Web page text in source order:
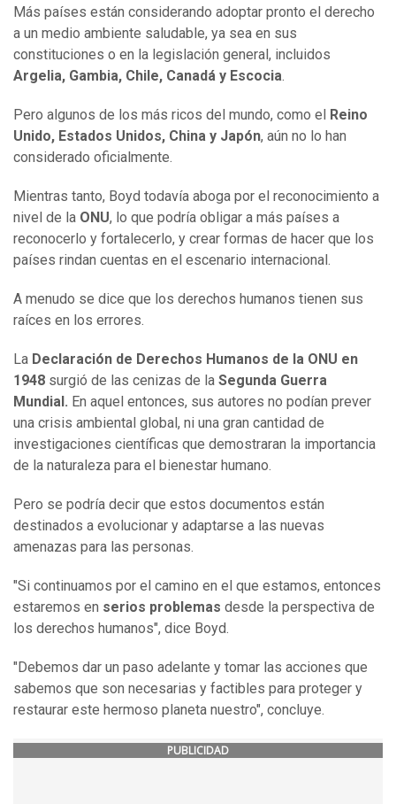
Más países están considerando adoptar pronto el derecho
a un medio ambiente saludable, ya sea en sus
constituciones o en la legislación general, incluidos
Argelia, Gambia, Chile, Canadá y Escocia.
Pero algunos de los más ricos del mundo, como el
Reino
Unido, Estados Unidos, China y Japón, aún no lo han
considerado oficialmente.
Mientras tanto, Boyd todavía aboga por el reconocimiento a
nivel de la ONU, lo que podría obligar a más países a
reconocerlo y fortalecerlo, y crear formas de hacer que los
países rindan cuentas en el escenario internacional.
A menudo se dice que los derechos humanos tienen sus
raíces en los errores.
La Declaración de Derechos Humanos de la ONU en
1948 surgió de las cenizas de la Segunda Guerra
Mundial. En aquel entonces, sus autores no podían prever
una crisis ambiental global, ni una gran cantidad de
investigaciones científicas que demostraran la importancia
de la naturaleza para el bienestar humano.
Pero se podría decir que estos documentos están
destinados a evolucionar y adaptarse a las nuevas
amenazas para las personas.
"Si continuamos por el camino en el que estamos, entonces
estaremos en serios problemas desde la perspectiva de
los derechos humanos", dice Boyd.
"Debemos dar un paso adelante y tomar las acciones que
sabemos que son necesarias y factibles para proteger y
restaurar este hermoso planeta nuestro", concluye.
PUBLICIDAD